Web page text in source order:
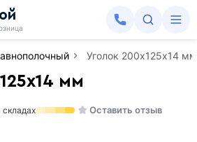
Уголок 200х125х14 мм
мм
складах Оставить отзыв